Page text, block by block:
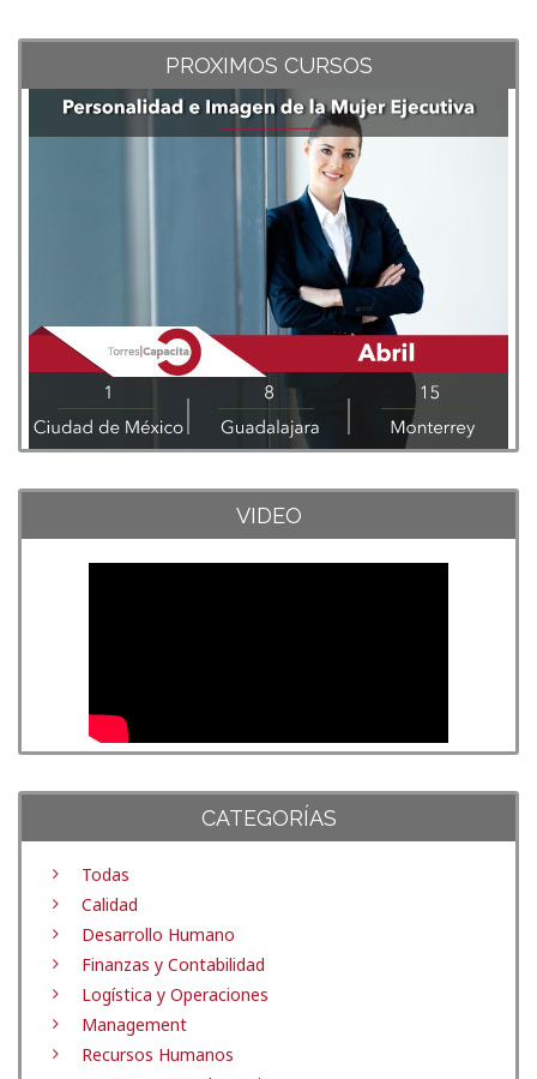
PROXIMOS CURSOS
VIDEO
CATEGORÍAS
Todas
Calidad
Desarrollo Humano
Finanzas y Contabilidad
Logística y Operaciones
Management
Recursos Humanos